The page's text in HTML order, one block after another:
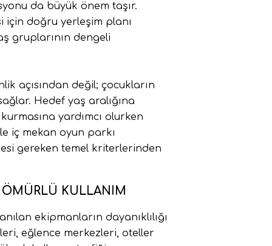
da büyük önem taşır.
için doğru yerleşim planı
gruplarının dengeli
açısından değil; çocukların
Hedef yaş aralığına
yardımcı olurken
iç mekan oyun parkı
gereken temel kriterlerinden
ÖMÜRLÜ KULLANIM
ekipmanların dayanıklılığı
eğlence merkezleri, oteller